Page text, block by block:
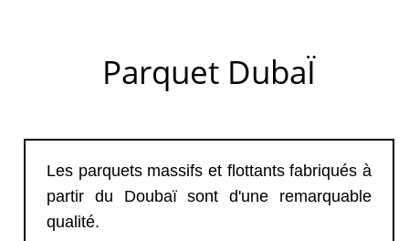
Parquet DubaÏ
Les parquets massifs et flottants fabriqués à
partir du Doubaï sont d'une remarquable
qualité.